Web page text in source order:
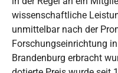
wissenschaftliche
unmittelbar nach der
Forschungseinrichtung
Brandenburg erbracht